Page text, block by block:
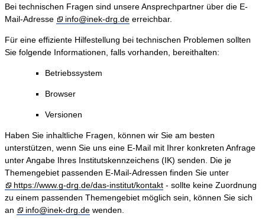
Bei technischen Fragen sind unsere Ansprechpartner über die E-
Mail-Adresse
info@inek-drg.de erreichbar.
Für eine effiziente Hilfestellung bei technischen Problemen sollten
Sie folgende Informationen, falls vorhanden, bereithalten:
Betriebssystem
Browser
Versionen
Haben Sie inhaltliche Fragen, können wir Sie am besten
unterstützen, wenn Sie uns eine E-Mail mit Ihrer konkreten Anfrage
unter Angabe Ihres Institutskennzeichens (IK) senden. Die je
Themengebiet passenden E-Mail-Adressen finden Sie unter
https://www.g-drg.de/das-institut/kontakt - sollte keine Zuordnung
zu einem passenden Themengebiet möglich sein, können Sie sich
an
info@inek-drg.de wenden.